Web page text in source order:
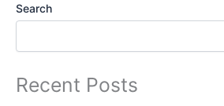
Search
Recent Posts